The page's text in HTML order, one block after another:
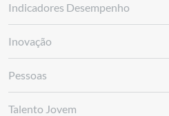
Indicadores Desempenho
Inovação
Pessoas
Talento Jovem